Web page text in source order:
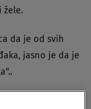
žele.
da je od svih
jasno je da je